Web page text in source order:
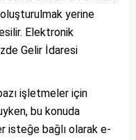
yerine
Elektronik
Gelir İdaresi
işletmeler için
bu konuda
isteğe bağlı olarak e-